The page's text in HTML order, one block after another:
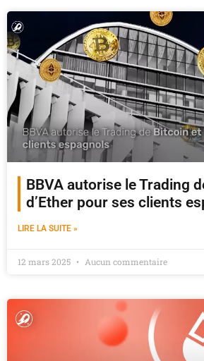
BBVA autorise le Trading
d’Ether pour ses clients
LIRE LA SUITE »
12 mars 2025 Aucun commentaire